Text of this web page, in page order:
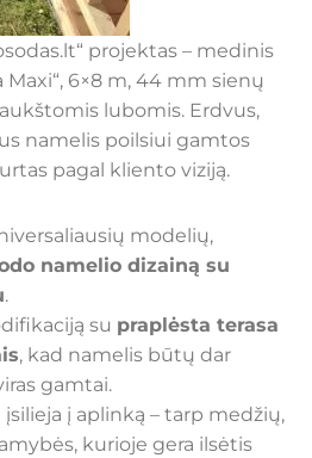
projektas – medinis
Maxi“, 6×8 m, 44 mm sienų
lubomis. Erdvus,
namelis poilsiui gamtos
pagal kliento viziją.
modelių,
namelio dizainą su
.
su praplėsta terasa
, kad namelis būtų dar
gamtai.
į aplinką – tarp medžių,
kurioje gera ilsėtis